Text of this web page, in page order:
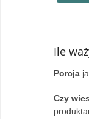
Ile
Porcja
Czy